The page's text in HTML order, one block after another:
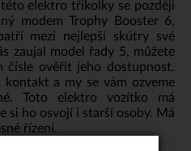
elektro tříkolky se později
modem Trophy Booster 6,
mezi nejlepší skútry své
zaujal model řady 5, můžete
čísle ověřit jeho dostupnost.
kontakt a my se vám ozveme
Toto elektro vozítko má
si ho osvojí i starší osoby. Má
řízení.